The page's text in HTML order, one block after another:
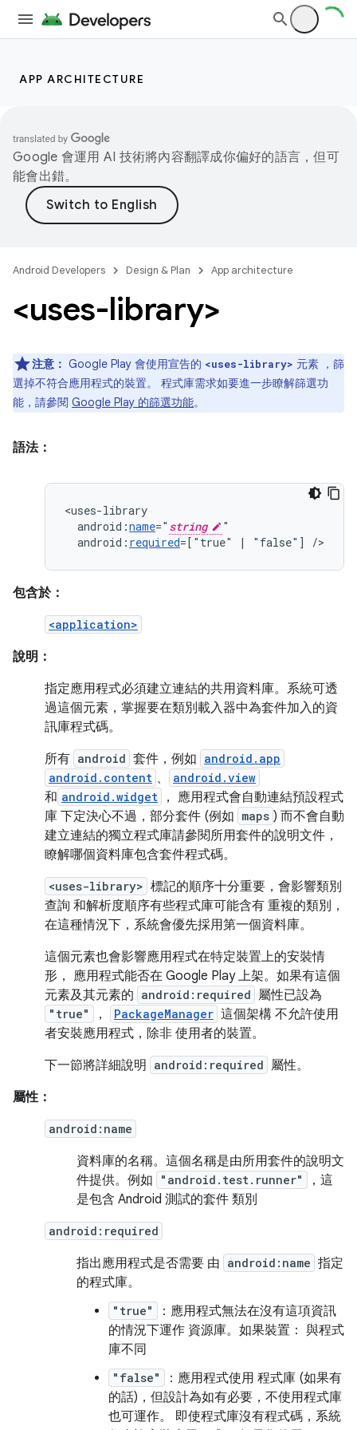
APP ARCHITECTURE
Google 會運用 AI 技術將內容翻譯成你偏好的語言，但可
能會出錯。
Android Developers Design & Plan App architecture
<uses-library>
注意： Google Play 會使用宣告的 <uses-library> 元素 ，篩
選掉不符合應用程式的裝置。 程式庫需求如要進一步瞭解篩選功
能，請參閱 Google Play 的篩選功能。
語法：
android:name=" string
android: required=["true" | "false"] />
包含於：
<application>
說明：
指定應用程式必須建立連結的共用資料庫。系統可透
過這個元素，掌握要在類別載入器中為套件加入的資
訊庫程式碼。
所有 android 套件，例如 android.app
android.content 、 android.view
和 android.widget
， 應用程式會自動連結預設程式
庫 下定決心不過，部分套件 (例如 maps ) 而不會自動
建立連結的獨立程式庫請參閱所用套件的說明文件，
瞭解哪個資料庫包含套件程式碼。
<uses-library> 標記的順序十分重要，會影響類別
查詢 和解析度順序有些程式庫可能含有 重複的類別，
在這種情況下，系統會優先採用第一個資料庫。
這個元素也會影響應用程式在特定裝置上的安裝情
形， 應用程式能否在 Google Play 上架。如果有這個
元素及其元素的 android:required 屬性已設為
"true" ， PackageManager 這個架構 不允許使用
者安裝應用程式，除非 使用者的裝置。
下一節將詳細說明
android:required 屬性。
屬性：
android:name
資料庫的名稱。這個名稱是由所用套件的說明文
件提供。例如
"android.test.runner"
，這
是包含 Android 測試的套件 類別
android:required
指出應用程式是否需要 由 android:name 指定
的程式庫。
"true"
：應用程式無法在沒有這項資訊
的情況下運作 資源庫。如果裝置： 與程式
庫不同
"false"
：應用程式使用 程式庫 (如果有
的話)，但設計為如有必要，不使用程式庫
也可運作。 即使程式庫沒有程式碼，系統